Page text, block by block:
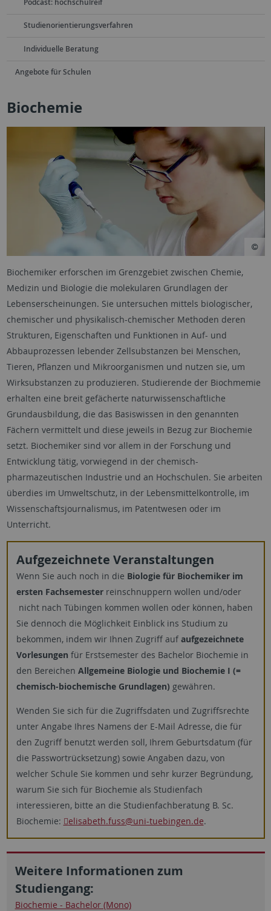
Podcast: hochschulreif
Studienorientierungsverfahren
Individuelle Beratung
Angebote für Schulen
Biochemie
Biochemiker erforschen im Grenzgebiet zwischen Chemie,
Medizin und Biologie die molekularen Grundlagen der
Lebenserscheinungen. Sie untersuchen mittels biologischer,
chemischer und physikalisch-chemischer Methoden deren
Strukturen, Eigenschaften und Funktionen in Auf- und
Abbauprozessen lebender Zellsubstanzen bei Menschen,
Tieren, Pflanzen und Mikroorganismen und nutzen sie, um
Wirksubstanzen zu produzieren. Studierende der Biochmemie
erhalten eine breit gefächerte naturwissenschaftliche
Grundausbildung, die das Basiswissen in den genannten
Fächern vermittelt und diese jeweils in Bezug zur Biochemie
setzt. Biochemiker sind vor allem in der Forschung und
Entwicklung tätig, vorwiegend in der chemisch-
pharmazeutischen Industrie und an Hochschulen. Sie arbeiten
überdies im Umweltschutz, in der Lebensmittelkontrolle, im
Wissenschaftsjournalismus, im Patentwesen oder im
Unterricht.
Aufgezeichnete Veranstaltungen
Wenn Sie auch noch in die Biologie für Biochemiker im
ersten Fachsemester reinschnuppern wollen und/oder
nicht nach Tübingen kommen wollen oder können, haben
Sie dennoch die Möglichkeit Einblick ins Studium zu
bekommen, indem wir Ihnen Zugriff auf aufgezeichnete
Vorlesungen für Erstsemester des Bachelor Biochemie in
den Bereichen Allgemeine Biologie und Biochemie I (=
chemisch-biochemische Grundlagen) gewähren.
Wenden Sie sich für die Zugriffsdaten und Zugriffsrechte
unter Angabe Ihres Namens der E-Mail Adresse, die für
den Zugriff benutzt werden soll, Ihrem Geburtsdatum (für
die Passwortrücksetzung) sowie Angaben dazu, von
welcher Schule Sie kommen und sehr kurzer Begründung,
warum Sie sich für Biochemie als Studienfach
interessieren, bitte an die Studienfachberatung B. Sc.
Biochemie:
elisabeth.fuss@uni-tuebingen.de.
Weitere Informationen zum
Studiengang:
Biochemie - Bachelor (Mono)